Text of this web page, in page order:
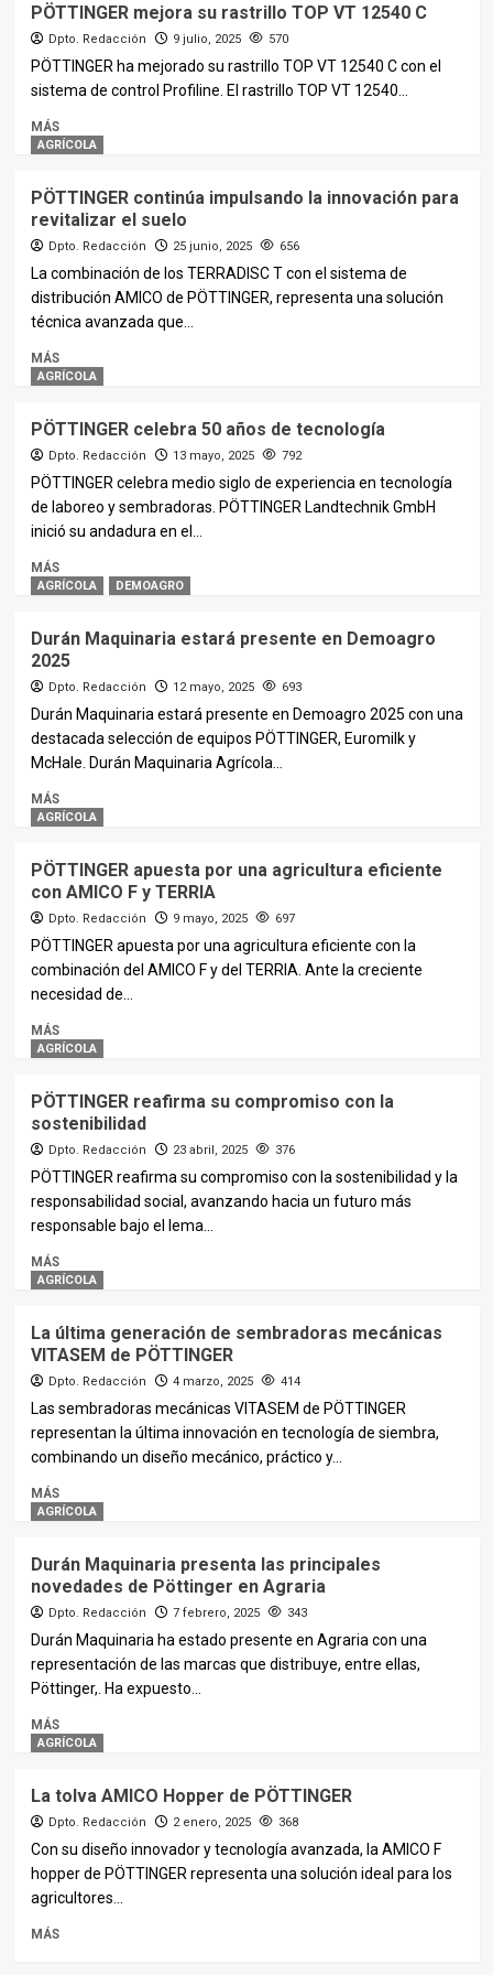
PÖTTINGER mejora su rastrillo TOP VT 12540 C
Dpto. Redacción 9 julio, 2025 570
PÖTTINGER ha mejorado su rastrillo TOP VT 12540 C con el
sistema de control Profiline. El rastrillo TOP VT 12540...
MÁS
AGRÍCOLA
PÖTTINGER continúa impulsando la innovación para
revitalizar el suelo
Dpto. Redacción 25 junio, 2025 656
La combinación de los TERRADISC T con el sistema de
distribución AMICO de PÖTTINGER, representa una solución
técnica avanzada que...
MÁS
AGRÍCOLA
PÖTTINGER celebra 50 años de tecnología
Dpto. Redacción 13 mayo, 2025 792
PÖTTINGER celebra medio siglo de experiencia en tecnología
de laboreo y sembradoras. PÖTTINGER Landtechnik GmbH
inició su andadura en el...
MÁS
AGRÍCOLA DEMOAGRO
Durán Maquinaria estará presente en Demoagro
2025
Dpto. Redacción 12 mayo, 2025 693
Durán Maquinaria estará presente en Demoagro 2025 con una
destacada selección de equipos PÖTTINGER, Euromilk y
McHale. Durán Maquinaria Agrícola...
MÁS
AGRÍCOLA
PÖTTINGER apuesta por una agricultura eficiente
con AMICO F y TERRIA
Dpto. Redacción 9 mayo, 2025 697
PÖTTINGER apuesta por una agricultura eficiente con la
combinación del AMICO F y del TERRIA. Ante la creciente
necesidad de...
MÁS
AGRÍCOLA
PÖTTINGER reafirma su compromiso con la
sostenibilidad
Dpto. Redacción 23 abril, 2025 376
PÖTTINGER reafirma su compromiso con la sostenibilidad y la
responsabilidad social, avanzando hacia un futuro más
responsable bajo el lema...
MÁS
AGRÍCOLA
La última generación de sembradoras mecánicas
VITASEM de PÖTTINGER
Dpto. Redacción 4 marzo, 2025 414
Las sembradoras mecánicas VITASEM de PÖTTINGER
representan la última innovación en tecnología de siembra,
combinando un diseño mecánico, práctico y...
MÁS
AGRÍCOLA
Durán Maquinaria presenta las principales
novedades de Pöttinger en Agraria
Dpto. Redacción 7 febrero, 2025 343
Durán Maquinaria ha estado presente en Agraria con una
representación de las marcas que distribuye, entre ellas,
Pöttinger,. Ha expuesto...
MÁS
AGRÍCOLA
La tolva AMICO Hopper de PÖTTINGER
Dpto. Redacción 2 enero, 2025 368
Con su diseño innovador y tecnología avanzada, la AMICO F
hopper de PÖTTINGER representa una solución ideal para los
agricultores...
MÁS